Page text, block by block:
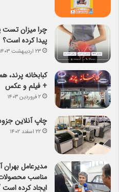
پیدا کرده است؟
۲۳ اردیبهشت ۱۴۰۳
کبابخانه
+ فیلم و عکس
۲ فروردین ۱۴۰۳
چاپ آنلاین
۲۲ اسفند ۱۴۰۲
مدیرعامل بهران
مناسب محصولات